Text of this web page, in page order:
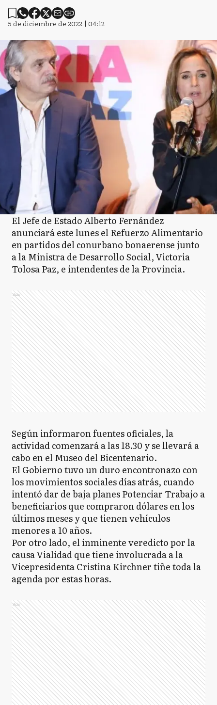
5 de diciembre de 2022 | 04:12
El Jefe de Estado Alberto Fernández
anunciará este lunes el Refuerzo Alimentario
en partidos del conurbano bonaerense junto
a la Ministra de Desarrollo Social, Victoria
Tolosa Paz, e intendentes de la Provincia.
Ads
Según informaron fuentes oficiales, la
actividad comenzará a las 18.30 y se llevará a
cabo en el Museo del Bicentenario.
El Gobierno tuvo un duro encontronazo con
los movimientos sociales días atrás, cuando
intentó dar de baja planes Potenciar Trabajo a
beneficiarios que compraron dólares en los
últimos meses y que tienen vehículos
menores a 10 años.
Por otro lado, el inminente veredicto por la
causa Vialidad que tiene involucrada a la
Vicepresidenta Cristina Kirchner tiñe toda la
agenda por estas horas.
Ads